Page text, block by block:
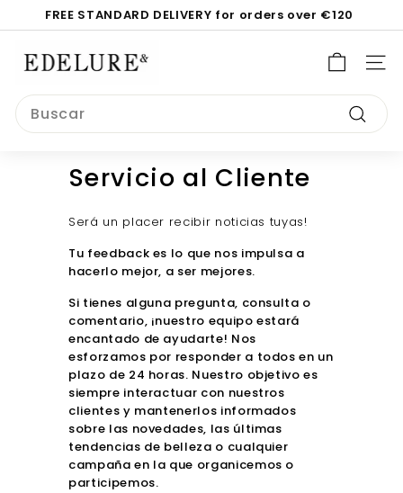
directamente
contenido
diapositivas
FREE STANDARD DELIVERY for orders over €120
E
d
e
l
Search
Buscar
Servicio al Cliente
Será un placer recibir noticias tuyas!
Tu feedback es lo que nos impulsa a
hacerlo mejor, a ser mejores.
Si tienes alguna pregunta, consulta o
comentario, ¡nuestro equipo estará
encantado de ayudarte! Nos
esforzamos por responder a todos en un
plazo de 24 horas. Nuestro objetivo es
siempre interactuar con nuestros
clientes y mantenerlos informados
sobre las novedades, las últimas
tendencias de belleza o cualquier
campaña en la que organicemos o
participemos.